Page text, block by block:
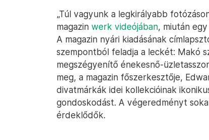
„Túl vagyunk a legkirályabb
magazin werk videójában, miután
A magazin nyári kiadásának
szempontból feladja a leckét: Makó
megszégyenítő énekesnő-
meg, a magazin főszerkesztője,
divatmárkák idei kollekcióinak
gondoskodást. A végeredményt
érdeklődők.